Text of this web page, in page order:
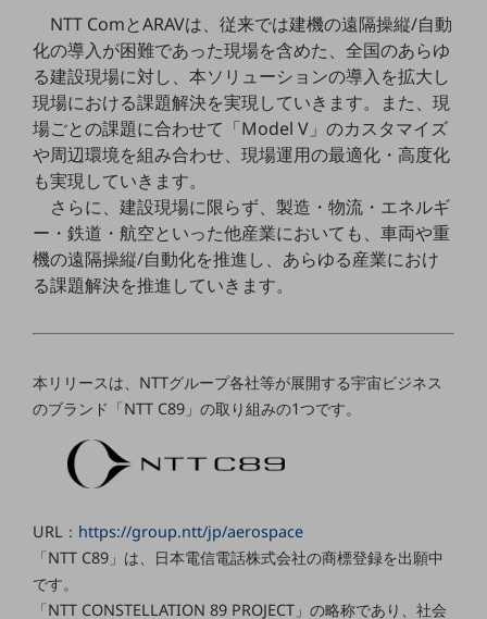
ネットワーク
モバイル・音声
バックオフィス
リモート・ハイブリッドワーク
セキュリティ
その他のお悩みはこちら
業界から見つける
業界から見つけるTOP
製造業
小売・卸売業
運輸業
その他の業界はこちら
ゲーム感覚で見つける
ビジネスお悩み診断
NTTドコモビジネス
NTT ComとARAVは、従来では建機の遠隔操縦/自動
化の導入が困難であった現場を含めた、全国のあらゆ
る建設現場に対し、本ソリューションの導入を拡大し
現場における課題解決を実現していきます。また、現
場ごとの課題に合わせて「Model V」のカスタマイズ
や周辺環境を組み合わせ、現場運用の最適化・高度化
も実現していきます。
さらに、建設現場に限らず、製造・物流・エネルギ
ー・鉄道・航空といった他産業においても、車両や重
機の遠隔操縦/自動化を推進し、あらゆる産業におけ
る課題解決を推進していきます。
本リリースは、NTTグループ各社等が展開する宇宙ビジネス
のブランド「NTT C89」の取り組みの1つです。
URL： https://group.ntt/jp/aerospace
「NTT C89」は、日本電信電話株式会社の商標登録を出願中
です。
「NTT CONSTELLATION 89 PROJECT」の略称であり、社会